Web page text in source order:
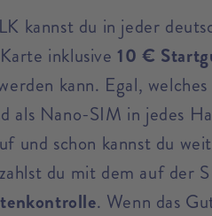
kannst du in jeder
inklusive10 €
kann. Egal,
Nano-SIM in jedes
und schon kannst du
du mit dem auf der
. Wenn das